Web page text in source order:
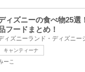
ィズニーの食べ物25選
フードまとめ！
キャンティーナ
ーこ